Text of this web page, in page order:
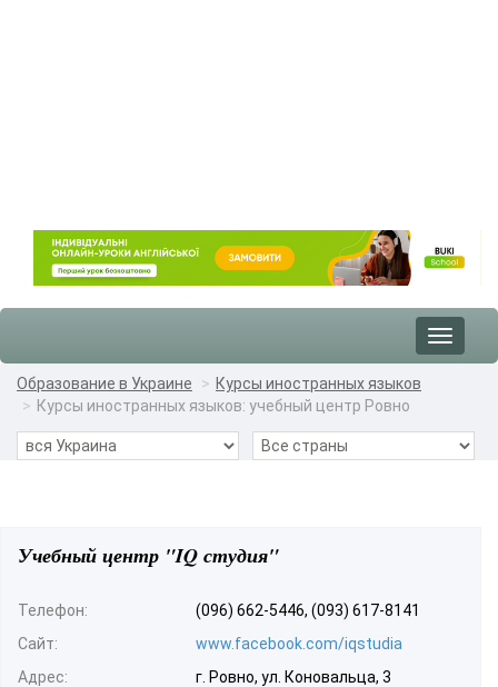
Toggle
Образование в Украине
Курсы иностранных языков
Курсы иностранных языков: учебный центр Ровно
Учебный центр "IQ студия"
Телефон:
(096) 662-5446, (093) 617-8141
Сайт:
www.facebook.com/iqstudia
Адрес:
г. Ровно, ул. Коновальца, 3